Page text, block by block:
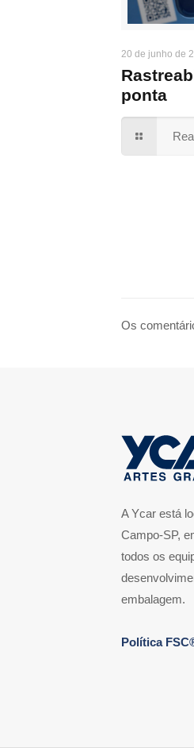
20 de junho de
ponta
Os
A Ycar está
Campo-SP,
todos os
embalagem.
Política